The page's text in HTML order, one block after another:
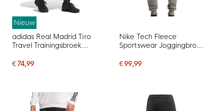
Nieuw
adidas Real Madrid Tiro
Travel Trainingsbroek
Wit
€ 74,99
Nike Tech Fleece
Sportswear Joggingbroek
€ 99,99